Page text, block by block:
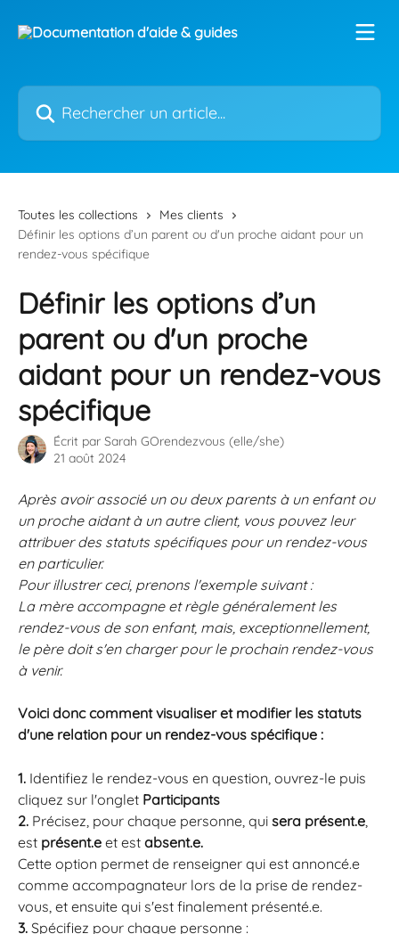
Rechercher un article...
Toutes les collections
Mes clients
Définir les options d’un parent ou d'un proche aidant pour un
rendez-vous spécifique
Définir les options d’un
parent ou d'un proche
aidant pour un rendez-vous
spécifique
Écrit par Sarah GOrendezvous (elle/she)
21 août 2024
Après avoir associé un ou deux parents à un enfant ou
un proche aidant à un autre client, vous pouvez leur
attribuer des statuts spécifiques pour un rendez-vous
en particulier.
Pour illustrer ceci, prenons l'exemple suivant :
La mère accompagne et règle généralement les
rendez-vous de son enfant, mais, exceptionnellement,
le père doit s'en charger pour le prochain rendez-vous
à venir.
Voici donc comment visualiser et modifier les statuts
d'une relation pour un rendez-vous spécifique :
1. Identifiez le rendez-vous en question, ouvrez-le puis
cliquez sur l'onglet Participants
2. Précisez, pour chaque personne, qui sera présent.e
est présent.e et est absent.e.
Cette option permet de renseigner qui est annoncé.e
comme accompagnateur lors de la prise de rendez-
vous, et ensuite qui s'est finalement présenté.e.
3. Spécifiez pour chaque personne :